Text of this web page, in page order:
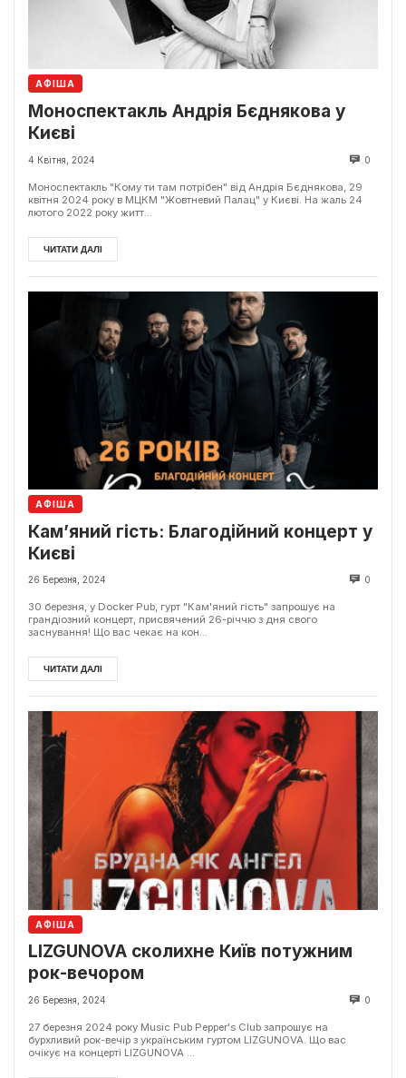
АФІША
Моноспектакль Андрія Бєднякова у
Києві
4 Квітня, 2024 0
Моноспектакль "Кому ти там потрібен" від Андрія Бєднякова, 29
квітня 2024 року в МЦКМ "Жовтневий Палац" у Києві. На жаль 24
лютого 2022 року житт...
ЧИТАТИ ДАЛІ
АФІША
Кам’яний гість: Благодійний концерт у
Києві
26 Березня, 2024 0
30 березня, у Docker Pub, гурт "Кам'яний гість" запрошує на
грандіозний концерт, присвячений 26-річчю з дня свого
заснування! Що вас чекає на кон...
ЧИТАТИ ДАЛІ
АФІША
LIZGUNOVA сколихне Київ потужним
рок-вечором
26 Березня, 2024 0
27 березня 2024 року Music Pub Pepper's Club запрошує на
бурхливий рок-вечір з українським гуртом LIZGUNOVA. Що вас
очікує на концерті LIZGUNOVA ...